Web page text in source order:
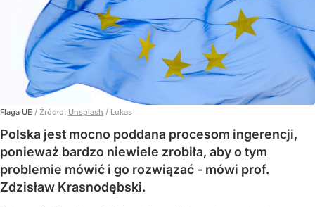
Flaga UE / Źródło: Unsplash / Lukas
Polska jest mocno poddana procesom ingerencji,
ponieważ bardzo niewiele zrobiła, aby o tym
problemie mówić i go rozwiązać - mówi prof.
Zdzisław Krasnodębski.